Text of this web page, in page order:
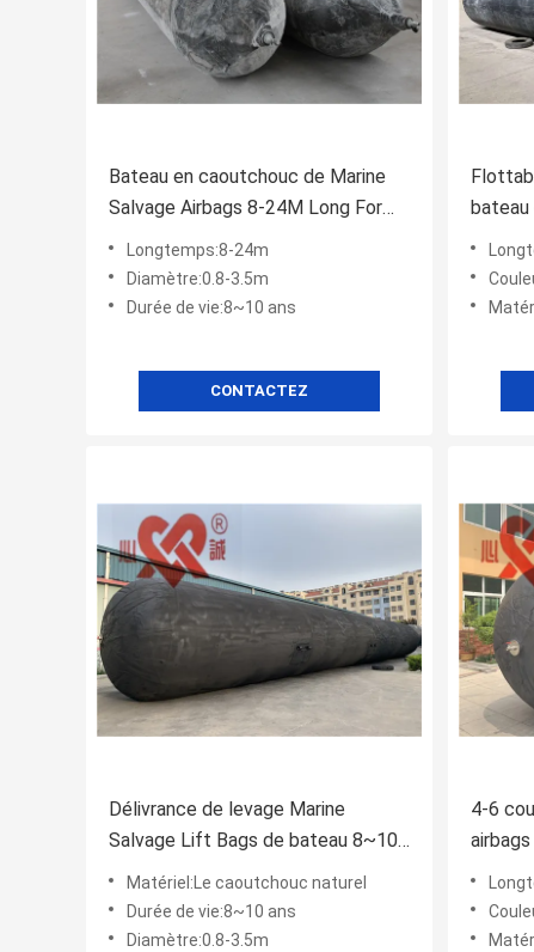
Bateau en caoutchouc de Marine
Salvage Airbags 8-24M Long For
Fishing d'atterrissage
Longtemps:8-24m
Diamètre:0.8-3.5m
Durée de vie:8~10 ans
CONTACTEZ
bateau
Délivrance de levage Marine
Salvage Lift Bags de bateau 8~10
ans de durée de vie
Matériel:Le caoutchouc naturel
Durée de vie:8~10 ans
Diamètre:0.8-3.5m
4-6
de